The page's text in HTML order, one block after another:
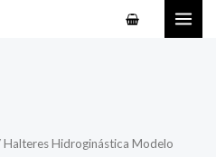
Halteres Hidroginástica Modelo